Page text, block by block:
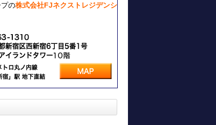
の株式会社FJネクストレジデンシ